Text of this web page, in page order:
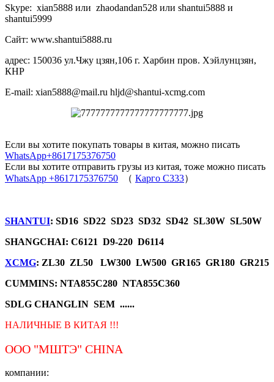
Skype: xian5888 или zhaodandan528 или shantui5888 и
shantui5999
Сайт: www.shantui5888.ru
адрес: 150036 ул.Чжу цзян,106 г. Харбин пров. Хэйлунцзян,
КНР
E-mail: xian5888@mail.ru hljd@shantui-xcmg.com
Если вы хотите покупать товары в китая, можно писать
WhatsApp+8617175376750
Если вы хотите отправить грузы из китая, тоже можно писать
WhatsApp +8617175376750 （ Карго C333）
SHANTUI: SD16 SD22 SD23 SD32 SD42 SL30W SL50W
SHANGCHAI: C6121 D9-220 D6114
XCMG: ZL30 ZL50 LW300 LW500 GR165 GR180 GR215
CUMMINS: NTA855C280 NTA855C360
SDLG CHANGLIN SEM ......
НАЛИЧНЫЕ В КИТАЯ !!!
ООО "МШТЭ" CHINA
компании: